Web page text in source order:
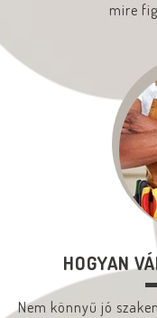
mire
HOGYAN
Nem könnyű jó